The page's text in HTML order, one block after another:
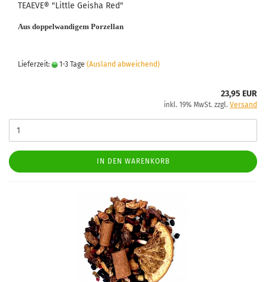
TEAEVE® "Little Geisha Red"
Aus doppelwandigem Porzellan
Lieferzeit: 1-3 Tage (Ausland abweichend)
23,95 EUR
inkl. 19% MwSt. zzgl. Versand
IN DEN WARENKORB